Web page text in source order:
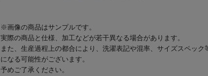
※画像の商品はサンプルです。
実際の商品と仕様、加工などが若干異なる場合があります。
また、生産過程上の都合により、洗濯表記や混率、サイズスペック
になる可能性がございます。
予めご了承ください。